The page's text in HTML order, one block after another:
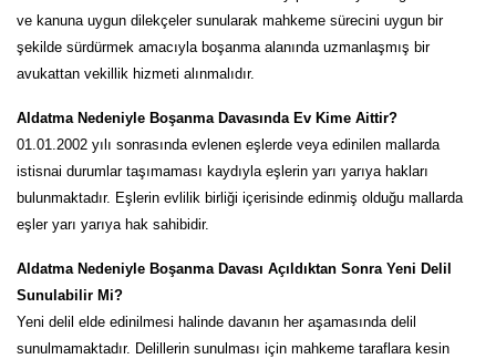
ve kanuna uygun dilekçeler sunularak mahkeme sürecini uygun bir
şekilde sürdürmek amacıyla boşanma alanında uzmanlaşmış bir
avukattan vekillik hizmeti alınmalıdır.
Aldatma Nedeniyle Boşanma Davasında Ev Kime Aittir?
01.01.2002 yılı sonrasında evlenen eşlerde veya edinilen mallarda
istisnai durumlar taşımaması kaydıyla eşlerin yarı yarıya hakları
bulunmaktadır. Eşlerin evlilik birliği içerisinde edinmiş olduğu mallarda
eşler yarı yarıya hak sahibidir.
Aldatma Nedeniyle Boşanma Davası Açıldıktan Sonra Yeni Delil
Sunulabilir Mi?
Yeni delil elde edinilmesi halinde davanın her aşamasında delil
sunulmamaktadır. Delillerin sunulması için mahkeme taraflara kesin